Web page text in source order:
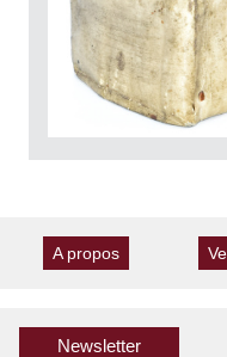
A propos
Newsletter